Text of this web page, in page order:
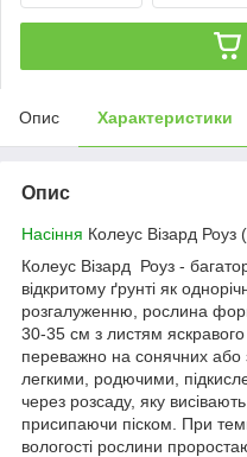
Опис Характеристики
Опис
Насіння Колеус Візард
Колеус Візард Роуз -
відкритому ґрунті як
розгалуженню, рослина
30-35 см з листям
переважно на сонячних або
легкими, родючими,
через розсаду, яку
присипаючи піском. При
вологості рослини